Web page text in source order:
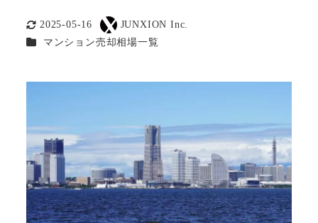
更新日
2025-05-16
著
者
JUNXION Inc.
カテゴリー
マンション売却相場一覧